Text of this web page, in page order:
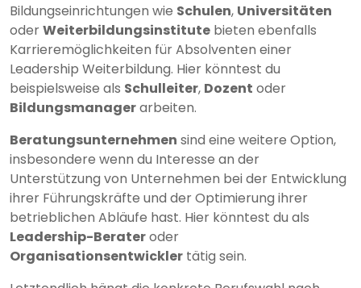
Bildungseinrichtungen wie Schulen, Universitäten
oderWeiterbildungsinstitute bieten ebenfalls
Karrieremöglichkeiten für Absolventen einer
Leadership Weiterbildung. Hier könntest du
beispielsweise als Schulleiter, Dozent oder
Bildungsmanagerarbeiten.
Beratungsunternehmen sind eine weitere Option,
insbesondere wenn du Interesse an der
Unterstützung von Unternehmen bei der Entwicklung
ihrer Führungskräfte und der Optimierung ihrer
betrieblichen Abläufe hast. Hier könntest du als
Leadership-Berateroder
Organisationsentwickler tätig sein.